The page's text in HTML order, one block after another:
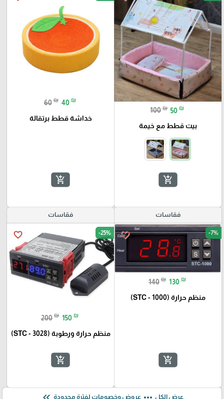
100 ₪ 50 ₪
بيت قطط مع خيمة
add_shopping_cart
60 ₪ 40 ₪
خداشة قطط برتقالة
add_shopping_cart
فقاسات
favorite_border -7%
140 ₪ 130 ₪
منظم حرارة (STC - 1000)
add_shopping_cart
فقاسات
favorite_border -25%
200 ₪ 150 ₪
منظم حرارة ورطوبة (STC - 3028)
add_shopping_cart
عرض الكل عروض وخصومات لفترة محدودة